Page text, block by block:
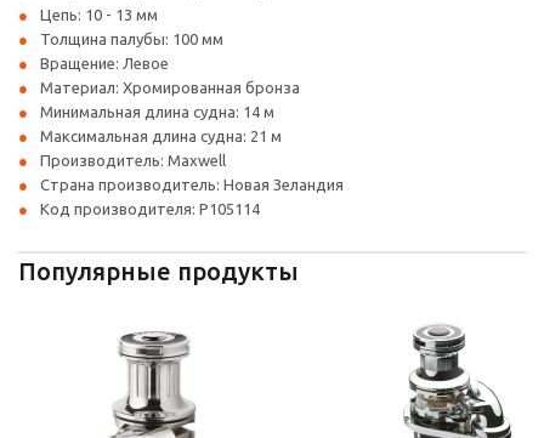
Цепь: 10 - 13 мм
Толщина палубы: 100 мм
Вращение: Левое
Материал: Хромированная бронза
Минимальная длина судна: 14 м
Максимальная длина судна: 21 м
Производитель: Maxwell
Страна производитель: Новая Зеландия
Код производителя: P105114
Популярные продукты